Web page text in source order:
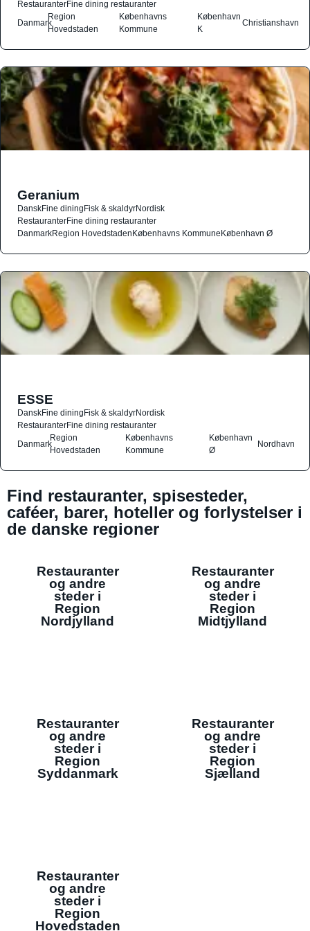
RestauranterFine dining restauranter
Danmark
Region
Hovedstaden
Københavns
Kommune
København
K
Christianshavn
Geranium
DanskFine diningFisk & skaldyrNordisk
RestauranterFine dining restauranter
DanmarkRegion HovedstadenKøbenhavns KommuneKøbenhavn Ø
ESSE
DanskFine diningFisk & skaldyrNordisk
RestauranterFine dining restauranter
Danmark
Region
Hovedstaden
Københavns
Kommune
København
Ø
Nordhavn
Find restauranter, spisesteder,
caféer, barer, hoteller og forlystelser i
de danske regioner
Restauranter
og andre
steder i
Region
Nordjylland
Restauranter
og andre
steder i
Region
Midtjylland
Restauranter
og andre
steder i
Region
Syddanmark
Restauranter
og andre
steder i
Region
Sjælland
Restauranter
og andre
steder i
Region
Hovedstaden